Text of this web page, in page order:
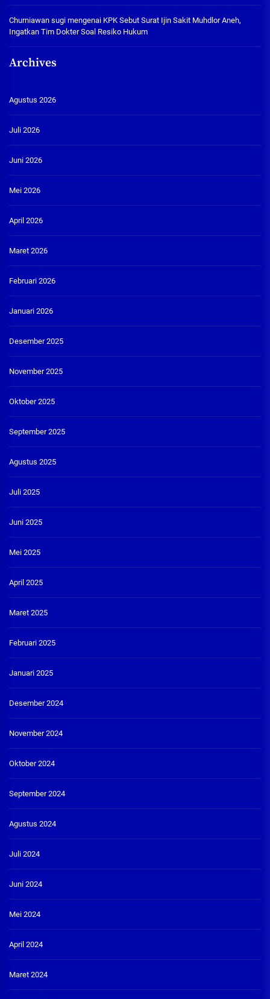
Churniawan sugi mengenai KPK Sebut Surat Ijin Sakit Muhdlor Aneh,
Ingatkan Tim Dokter Soal Resiko Hukum
Archives
Agustus 2026
Juli 2026
Juni 2026
Mei 2026
April 2026
Maret 2026
Februari 2026
Januari 2026
Desember 2025
November 2025
Oktober 2025
September 2025
Agustus 2025
Juli 2025
Juni 2025
Mei 2025
April 2025
Maret 2025
Februari 2025
Januari 2025
Desember 2024
November 2024
Oktober 2024
September 2024
Agustus 2024
Juli 2024
Juni 2024
Mei 2024
April 2024
Maret 2024